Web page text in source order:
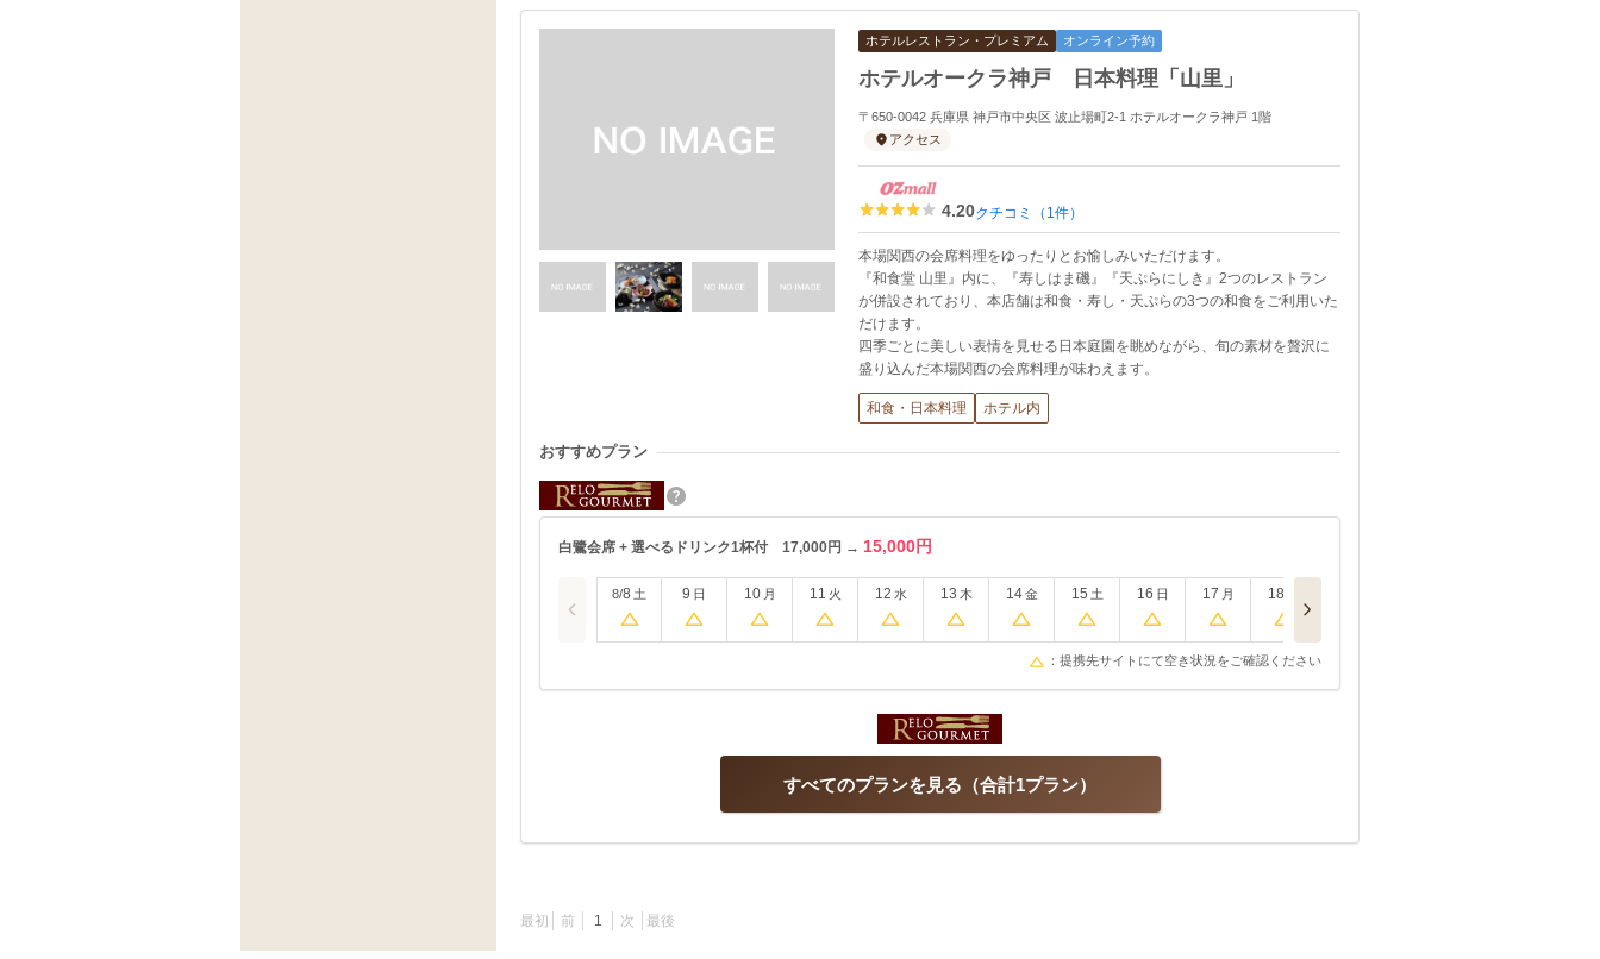
ホテルレストラン・プレミアム オンライン予約
ホテルオークラ神戸 日本料理「山里」
〒650-0042 兵庫県 神戸市中央区 波止場町2-1 ホテルオークラ神戸 1階
アクセス
4.20クチコミ（1件）
本場関西の会席料理をゆったりとお愉しみいただけます。
『和食堂 山里』内に、『寿しはま磯』『天ぷらにしき』2つのレストラン
が併設されており、本店舗は和食・寿し・天ぷらの3つの和食をご利用いた
だけます。
四季ごとに美しい表情を見せる日本庭園を眺めながら、旬の素材を贅沢に
盛り込んだ本場関西の会席料理が味わえます。
和食・日本料理 ホテル内
おすすめプラン
白鷺会席 + 選べるドリンク1杯付 17,000円 → 15,000円
8/8 土 9 日 10 月 11 火 12 水 13 木 14 金 15 土 16 日 17 月 18
：提携先サイトにて空き状況をご確認ください
合計1プラン
すべてのプランを見る
最初 前 1 次 最後